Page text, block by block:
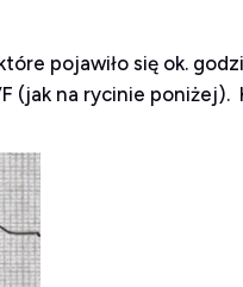
pojawiło się ok.
(jak na rycinie